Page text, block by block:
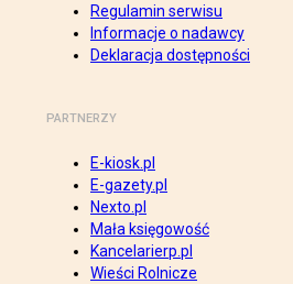
Regulamin serwisu
Informacje o nadawcy
Deklaracja dostępności
PARTNERZY
E-kiosk.pl
E-gazety.pl
Nexto.pl
Mała księgowość
Kancelarierp.pl
Wieści Rolnicze